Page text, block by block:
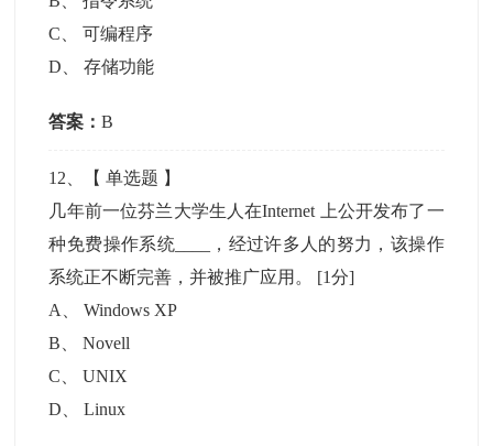
C 、可编程序
D 、存储功能
答案：B
12 、【单选题 】
几年前一位芬兰大学生人在Internet 上公开发布了一
种免费操作系统____，经过许多人的努力，该操作
系统正不断完善，并被推广应用。 [1分]
A
、Windows XP
B 、Novell
C 、UNIX
D 、Linux